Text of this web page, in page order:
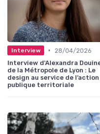
Interview •
28/04/2026
Interview d'Alexandra
de la Métropole de Lyon : Le
design au service de l’action
publique territoriale